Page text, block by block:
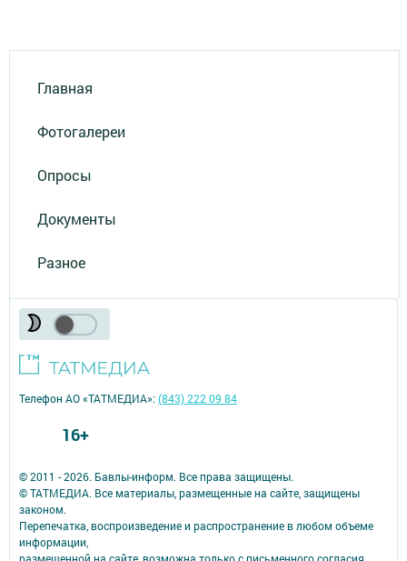
Главная
Фотогалереи
Опросы
Документы
Разное
© 2011 - 2026. Бавлы-информ. Все права защищены.
© ТАТМЕДИА. Все материалы, размещенные на сайте, защищены
законом.
Перепечатка, воспроизведение и распространение в любом объеме
информации,
Телефон АО «ТАТМЕДИА»:(843) 222 09 84
16+